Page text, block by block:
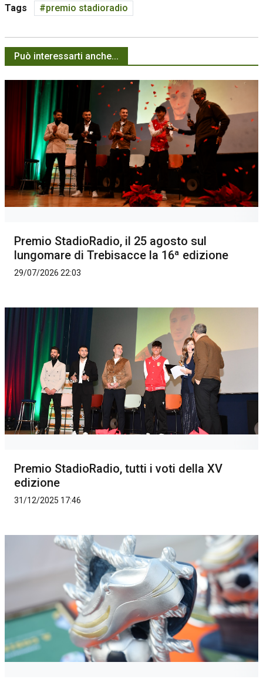
Tags premio stadioradio
Può interessarti anche...
Premio StadioRadio, il 25 agosto sul
lungomare di Trebisacce la 16ª edizione
29/07/2026 22:03
Premio StadioRadio, tutti i voti della XV
edizione
31/12/2025 17:46